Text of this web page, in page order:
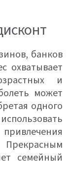
банков
охватывает
и
может
одного
семейный